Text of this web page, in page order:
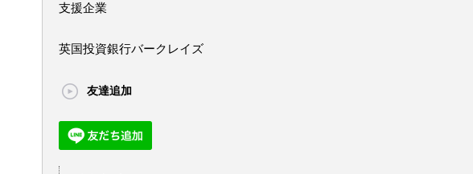
支援企業
英国投資銀行バークレイズ
友達追加